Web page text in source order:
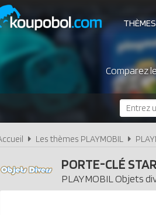
THÈMES
Comparez
Les thèmes PLAYMOBIL
PORTE-CLÉ
PLAYMOBIL Objets